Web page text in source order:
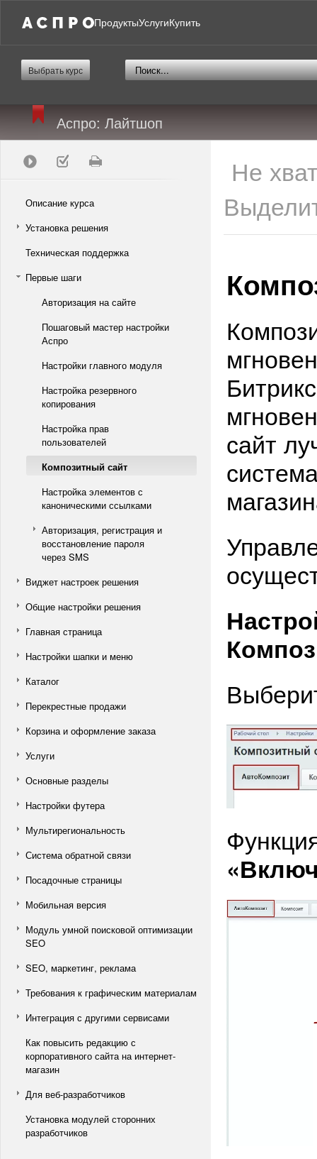
ПродуктыУслугиКупить
Выбрать курс
Аспро: Лайтшоп
Описание курса
Установка решения
Техническая поддержка
Первые шаги
Авторизация на сайте
Пошаговый мастер настройки
Аспро
Настройки главного модуля
Настройка резервного
копирования
Настройка прав
пользователей
Композитный сайт
Настройка элементов с
каноническими ссылками
Авторизация, регистрация и
восстановление пароля
через SMS
Виджет настроек решения
Общие настройки решения
Главная страница
Настройки шапки и меню
Каталог
Перекрестные продажи
Корзина и оформление заказа
Услуги
Основные разделы
Настройки футера
Мультирегиональность
Система обратной связи
Посадочные страницы
Мобильная версия
Модуль умной поисковой оптимизации
SEO
SEO, маркетинг, реклама
Требования к графическим материалам
Интеграция с другими сервисами
Как повысить редакцию с
корпоративного сайта на интернет-
магазин
Для веб-разработчиков
Установка модулей сторонних
разработчиков
Не
сайт